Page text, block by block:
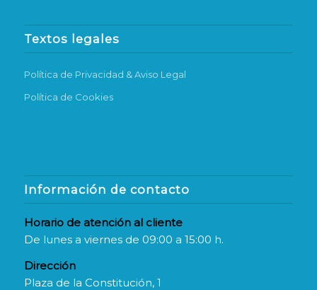
Textos legales
Política de Privacidad & Aviso Legal
Política de Cookies
Información de contacto
Horario de atención al cliente
De lunes a viernes de 09:00 a 15:00 h.
Dirección
Plaza de la Constitución, 1